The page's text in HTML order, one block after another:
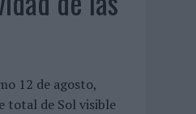
12 de agosto,
total de Sol visible